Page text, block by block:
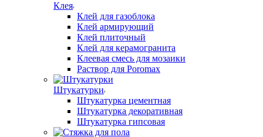
Клея
Клей для газоблока
Клей армирующий
Клей плиточный
Клей для керамогранита
Клеевая смесь для мозаики
Раствор для Poromax
Штукатурки
Штукатурка цементная
Штукатурка декоративная
Штукатурка гипсовая